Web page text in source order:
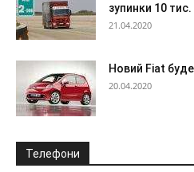
зупинки 10
21.04.2020
Новий Fiat
20.04.2020
Телефони